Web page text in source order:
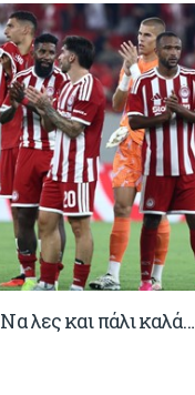
Να λες και πάλι καλά…